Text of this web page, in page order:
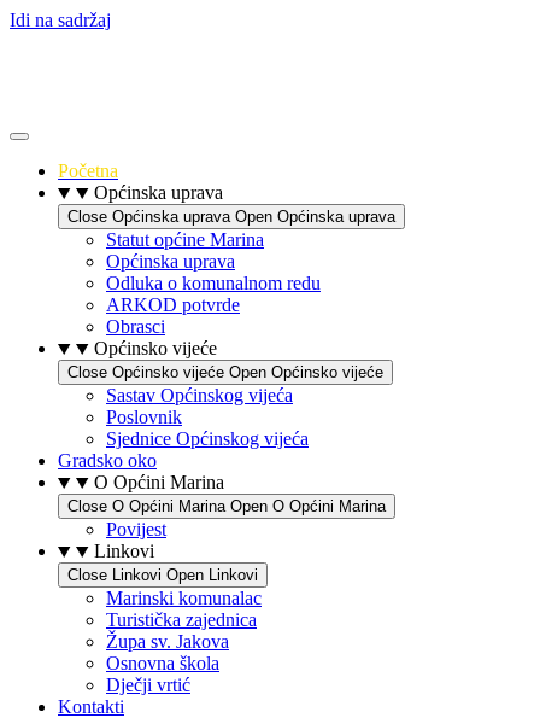
Idi na sadržaj
Početna
Općinska uprava
Close Općinska uprava Open Općinska uprava
Statut općine Marina
Općinska uprava
Odluka o komunalnom redu
ARKOD potvrde
Obrasci
Općinsko vijeće
Close Općinsko vijeće Open Općinsko vijeće
Sastav Općinskog vijeća
Poslovnik
Sjednice Općinskog vijeća
Gradsko oko
O Općini Marina
Close O Općini Marina Open O Općini Marina
Povijest
Linkovi
Close Linkovi Open Linkovi
Marinski komunalac
Turistička zajednica
Župa sv. Jakova
Osnovna škola
Dječji vrtić
Kontakti